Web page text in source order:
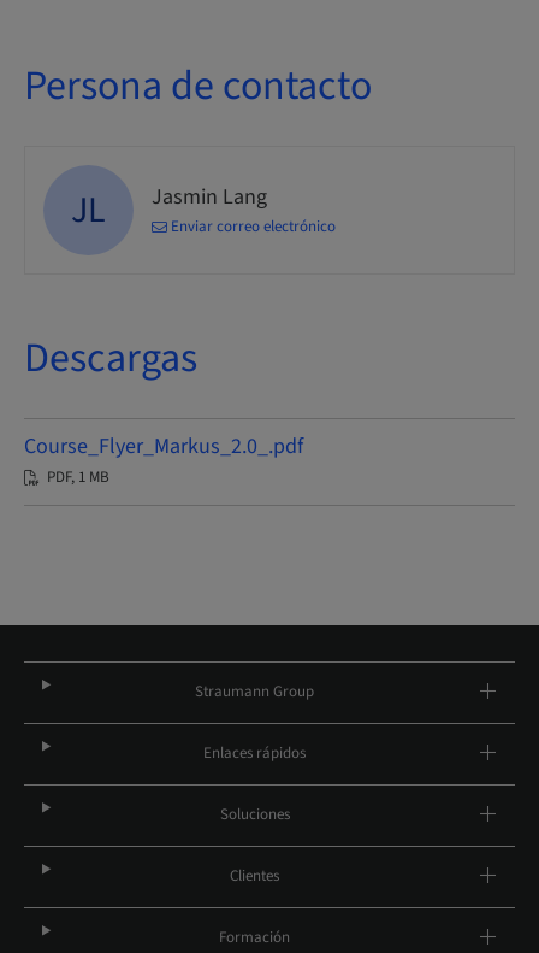
Persona de contacto
JL Jasmin Lang
Enviar correo electrónico
Descargas
Course_Flyer_Markus_2.0_.pdf
PDF, 1 MB
Straumann Group
Enlaces rápidos
Soluciones
Clientes
Formación